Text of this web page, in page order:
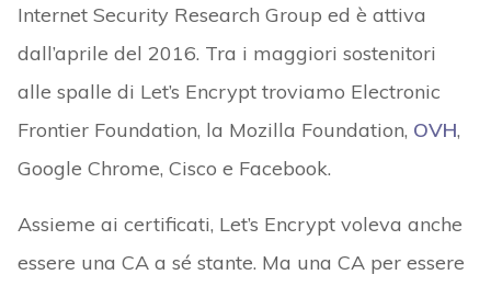
Internet Security Research Group ed è attiva
dall’aprile del 2016. Tra i maggiori sostenitori
alle spalle di Let’s Encrypt troviamo Electronic
Frontier Foundation, la Mozilla Foundation, OVH,
Google Chrome, Cisco e Facebook.
Assieme ai certificati, Let’s Encrypt voleva anche
essere una CA a sé stante. Ma una CA per essere